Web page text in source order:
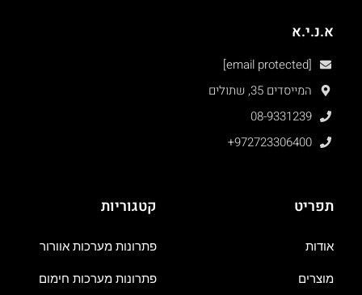
א.נ.י.א
[email protected]
המייסדים 35, שתולים
08-9331239
+972723306400
תפריט
אודות
מוצרים
קטגוריות
פתרונות מערכות אוורור
פתרונות מערכות חימום